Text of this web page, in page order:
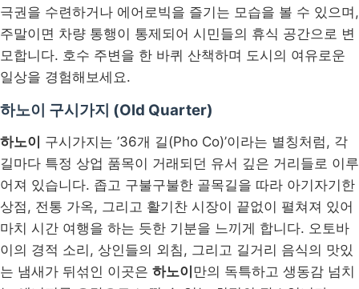
극권을 수련하거나 에어로빅을 즐기는 모습을 볼 수 있으며,
주말이면 차량 통행이 통제되어 시민들의 휴식 공간으로 변
모합니다. 호수 주변을 한 바퀴 산책하며 도시의 여유로운
일상을 경험해보세요.
하노이 구시가지 (Old Quarter)
하노이
구시가지는 ’36개 길(Pho Co)’이라는 별칭처럼, 각
길마다 특정 상업 품목이 거래되던 유서 깊은 거리들로 이루
어져 있습니다. 좁고 구불구불한 골목길을 따라 아기자기한
상점, 전통 가옥, 그리고 활기찬 시장이 끝없이 펼쳐져 있어
마치 시간 여행을 하는 듯한 기분을 느끼게 합니다. 오토바
이의 경적 소리, 상인들의 외침, 그리고 길거리 음식의 맛있
는 냄새가 뒤섞인 이곳은 하노이 만의 독특하고 생동감 넘치